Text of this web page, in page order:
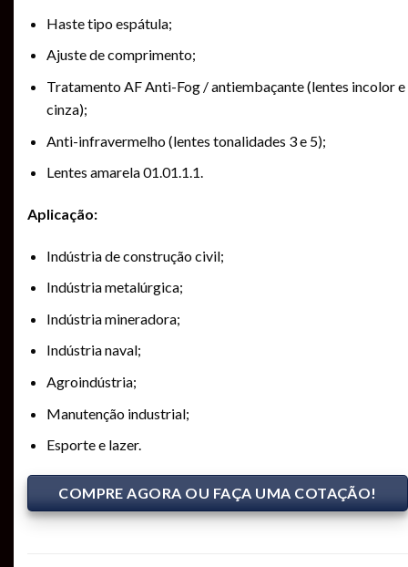
Haste tipo espátula;
Ajuste de comprimento;
Tratamento AF Anti-Fog / antiembaçante (lentes incolor e
cinza);
Anti-infravermelho (lentes tonalidades 3 e 5);
Lentes amarela 01.01.1.1.
Aplicação:
Indústria de construção civil;
Indústria metalúrgica;
Indústria mineradora;
Indústria naval;
Agroindústria;
Manutenção industrial;
Esporte e lazer.
COMPRE AGORA OU FAÇA UMA COTAÇÃO!